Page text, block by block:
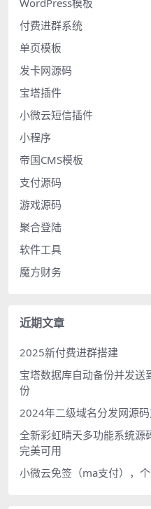
付费进群系统
单页模板
发卡网源码
宝塔插件
小微云短信插件
小程序
帝国CMS模板
支付源码
游戏源码
聚合登陆
软件工具
魔方财务
近期文章
2025新付费进群搭建
宝塔数据库自动备份并发送
份
2024年二级域名分发网源
全新彩虹晴天多功能系统源
完美可用
小微云免签（ma支付），